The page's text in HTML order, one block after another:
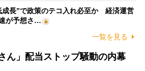
成長”で政策のテコ入れ必至か 経済運営
が予想さ…
一覧を見る
ん」配当ストップ騒動の内幕